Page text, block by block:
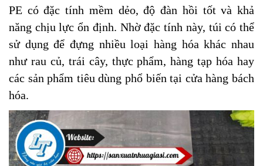
PE có đặc tính mềm dẻo, độ đàn hồi tốt và khả
năng chịu lực ổn định. Nhờ đặc tính này, túi có thể
sử dụng để đựng nhiều loại hàng hóa khác nhau
như rau củ, trái cây, thực phẩm, hàng tạp hóa hay
các sản phẩm tiêu dùng phổ biến tại cửa hàng bách
hóa.